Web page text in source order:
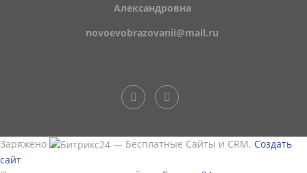
Александровна
novoevobrazovanii@mail.ru
Заряжено — Бесплатные Сайты и CRM. Создать
сайт